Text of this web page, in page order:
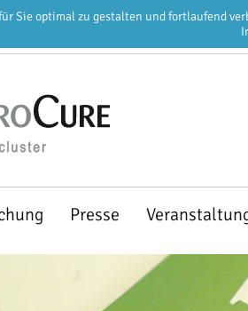
Sie optimal zu gestalten und fortlaufend
Presse